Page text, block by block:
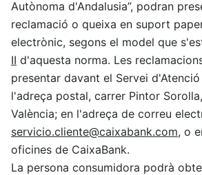
Autònoma d'Andalusia”, podran
reclamació o queixa en suport
electrònic, segons el model que
II d'aquesta norma. Les
presentar davant el Servei
l'adreça postal, carrer Pintor
València; en l'adreça de correu
servicio.cliente@caixabank.com, o
oficines de CaixaBank.
La persona consumidora podrà